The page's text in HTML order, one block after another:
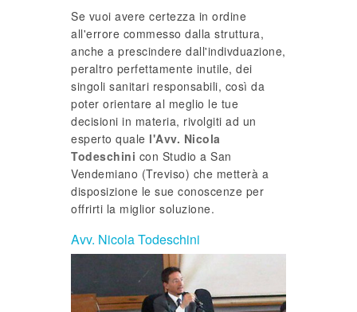
Se vuoi avere certezza in ordine
all'errore commesso dalla struttura,
anche a prescindere dall'indivduazione,
peraltro perfettamente inutile, dei
singoli sanitari responsabili, così da
poter orientare al meglio le tue
decisioni in materia, rivolgiti ad un
esperto quale l'Avv. Nicola
Todeschini con Studio a San
Vendemiano (Treviso) che metterà a
disposizione le sue conoscenze per
offrirti la miglior soluzione.
Avv. Nicola Todeschini